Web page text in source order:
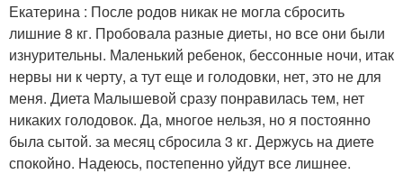
Екатерина : После родов никак не могла сбросить
лишние 8 кг. Пробовала разные диеты, но все они были
изнурительны. Маленький ребенок, бессонные ночи, итак
нервы ни к черту, а тут еще и голодовки, нет, это не для
меня. Диета Малышевой сразу понравилась тем, нет
никаких голодовок. Да, многое нельзя, но я постоянно
была сытой. за месяц сбросила 3 кг. Держусь на диете
спокойно. Надеюсь, постепенно уйдут все лишнее.